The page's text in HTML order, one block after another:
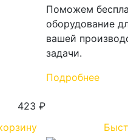
Поможем
оборудование
вашей
задачи.
Подробнее
423 ₽